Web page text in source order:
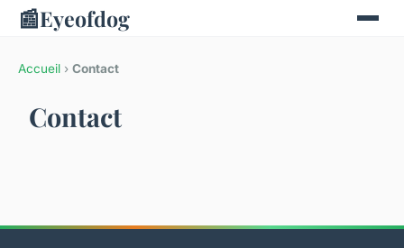
📰Eyeofdog
Accueil › Contact
Contact